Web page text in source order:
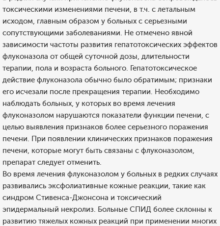
токсическими изменениями печени, в т.ч. с летальным
исходом, главным образом у больных с серьезными
сопутствующими заболеваниями. Не отмечено явной
зависимости частоты развития гепатотоксических эффектов
флуконазола от общей суточной дозы, длительности
терапии, пола и возраста больного. Гепатотоксическое
действие флуконазола обычно было обратимым; признаки
его исчезали после прекращения терапии. Необходимо
наблюдать больных, у которых во время лечения
флуконазолом нарушаются показатели функции печени, с
целью выявления признаков более серьезного поражения
печени. При появлении клинических признаков поражения
печени, которые могут быть связаны с флуконазолом,
препарат следует отменить.
Во время лечения флуконазолом у больных в редких случаях
развивались эксфолиативные кожные реакции, такие как
синдром Стивенса-Джонсона и токсический
эпидермальный некролиз. Больные СПИД более склонны к
развитию тяжелых кожных реакций при применении многих